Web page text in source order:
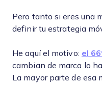
Pero tanto si eres una
definir tu estrategia
He aquí el motivo: el
cambian de marca lo
La mayor parte de esa